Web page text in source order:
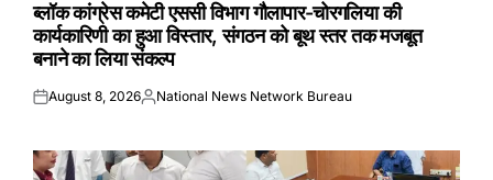
ब्लॉक कांग्रेस कमेटी एससी विभाग गौलापार-चोरगलिया की
कार्यकारिणी का हुआ विस्तार, संगठन को बूथ स्तर तक मजबूत
बनाने का लिया संकल्प
Posted
August 8, 2026Posted
National News Network Bureau